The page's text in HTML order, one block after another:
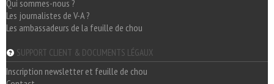
Qui sommes-nous ?
Les journalistes de V-A ?
Les ambassadeurs de la feuille de chou
SUPPORT CLIENT & DOCUMENTS LÉGAUX
Inscription newsletter et feuille de chou